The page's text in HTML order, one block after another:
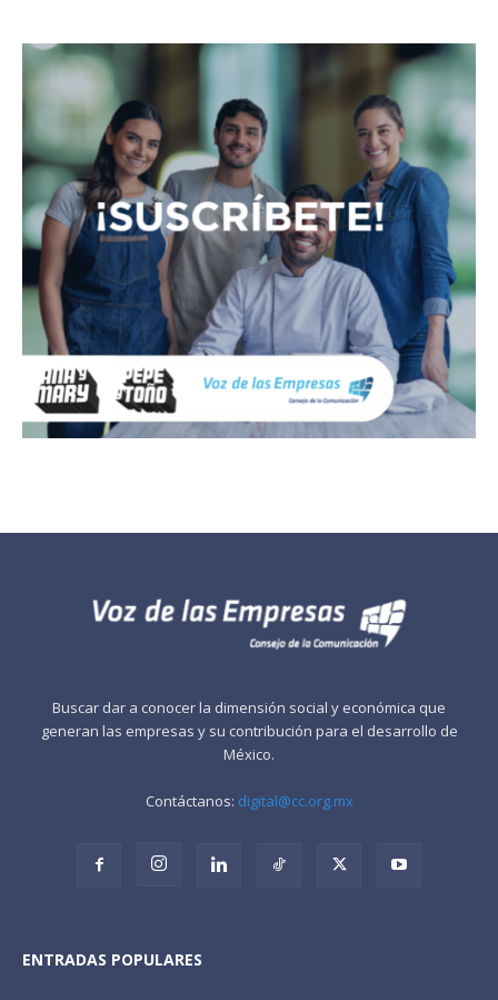
Buscar dar a conocer la dimensión social y económica que
generan las empresas y su contribución para el desarrollo de
México.
Contáctanos: digital@cc.org.mx
ENTRADAS POPULARES